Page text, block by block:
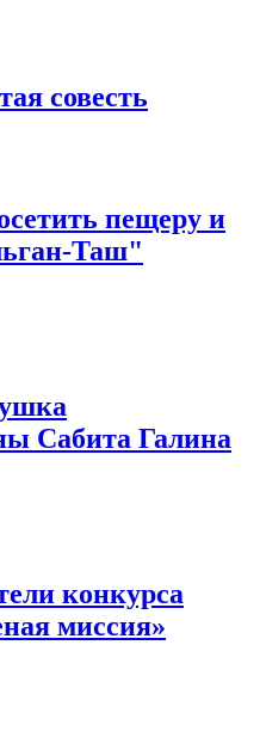
совесть
пещеру и
Таш"
Сабита Галина
конкурса
миссия»